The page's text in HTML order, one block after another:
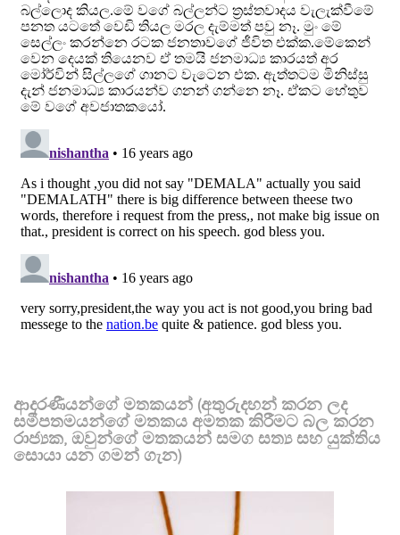
ආදරණීයන්ගේ මතකයන් (අතුරුදහන් කරන ලද
සමීපතමයන්ගේ මතකය අමතක කිරීමට බල කරන
රාජ්‍යක, ඔවුන්ගේ මතකයන් සමග සත්‍ය සහ යුක්තිය
සොයා යන ගමන් ගැන)